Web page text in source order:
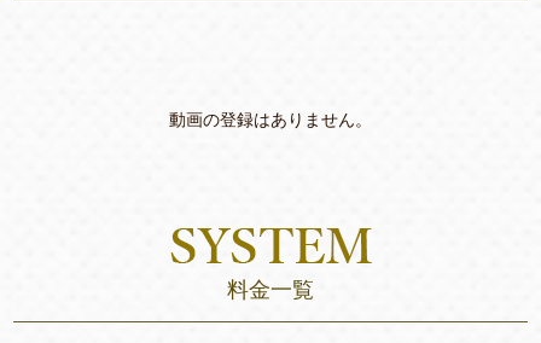
動画の登録はありません。
料金一覧